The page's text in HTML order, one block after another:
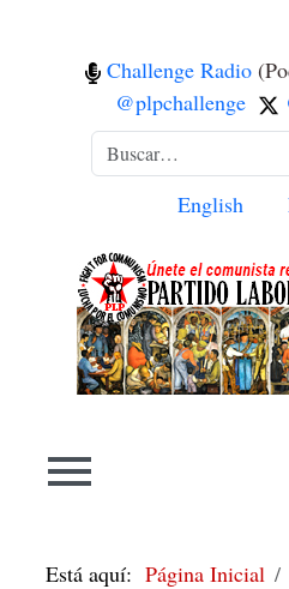
Challenge Radio
@plpchallenge
Buscar
Seleccione
English
Está aquí:Página Inicial